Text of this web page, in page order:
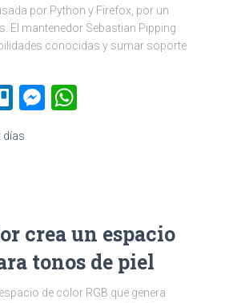
por Python y Firefox, por un
El mantenedor Sebastian Pipping
conocidas y sumar soporte
TrelloMessenger
días
crea un espacio
tonos de piel
de color RGB que genera